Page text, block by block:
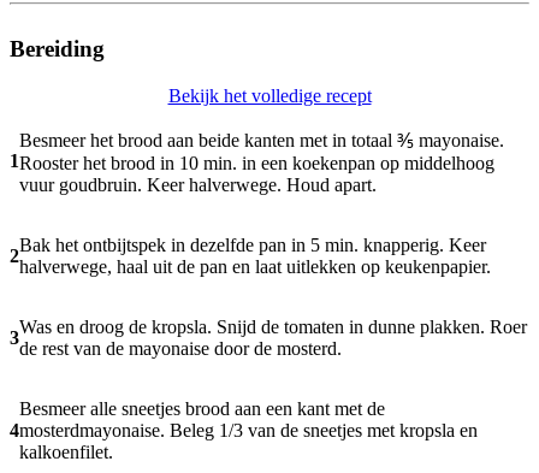
Bereiding
Bekijk het volledige recept
1
Besmeer het brood aan beide kanten met in totaal ⅗ mayonaise.
Rooster het brood in 10 min. in een koekenpan op middelhoog
vuur goudbruin. Keer halverwege. Houd apart.
2
Bak het ontbijtspek in dezelfde pan in 5 min. knapperig. Keer
halverwege, haal uit de pan en laat uitlekken op keukenpapier.
3
Was en droog de kropsla. Snijd de tomaten in dunne plakken. Roer
de rest van de mayonaise door de mosterd.
4
Besmeer alle sneetjes brood aan een kant met de
mosterdmayonaise. Beleg 1/3 van de sneetjes met kropsla en
kalkoenfilet.